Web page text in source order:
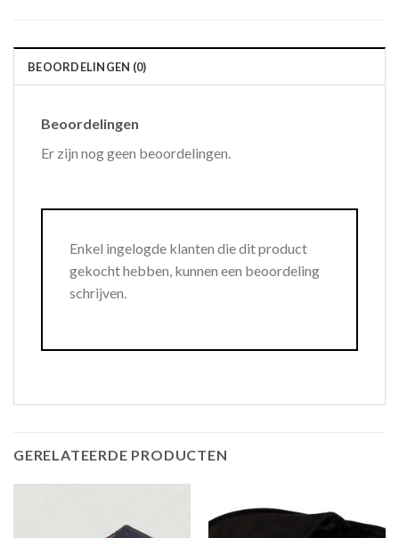
BEOORDELINGEN (0)
Beoordelingen
Er zijn nog geen beoordelingen.
Enkel ingelogde klanten die dit product
gekocht hebben, kunnen een beoordeling
schrijven.
GERELATEERDE PRODUCTEN